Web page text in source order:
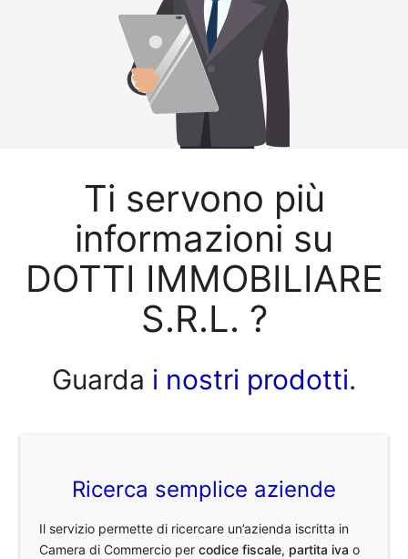
Ti servono più
informazioni su
DOTTI IMMOBILIARE
S.R.L. ?
Guarda i nostri prodotti.
Ricerca semplice aziende
Il servizio permette di ricercare un’azienda iscritta in
Camera di Commercio percodice fiscale, partita iva o